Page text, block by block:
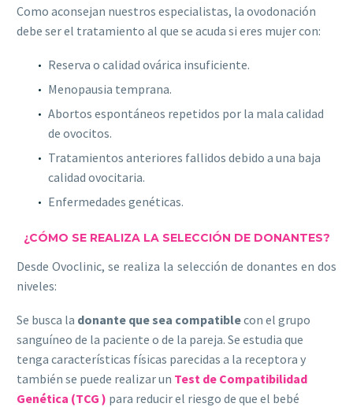
Como aconsejan nuestros especialistas, la ovodonación
debe ser el tratamiento al que se acuda si eres mujer con:
Reserva o calidad ovárica insuficiente.
Menopausia temprana.
Abortos espontáneos repetidos por la mala calidad
de ovocitos.
Tratamientos anteriores fallidos debido a una baja
calidad ovocitaria.
Enfermedades genéticas.
¿CÓMO SE REALIZA LA SELECCIÓN DE DONANTES?
Desde Ovoclinic, se realiza la selección de donantes en dos
niveles:
Se busca la donante que sea compatiblecon el grupo
sanguíneo de la paciente o de la pareja. Se estudia que
tenga características físicas parecidas a la receptora y
también se puede realizar un Test de Compatibilidad
Genética (TCG ) para reducir el riesgo de que el bebé